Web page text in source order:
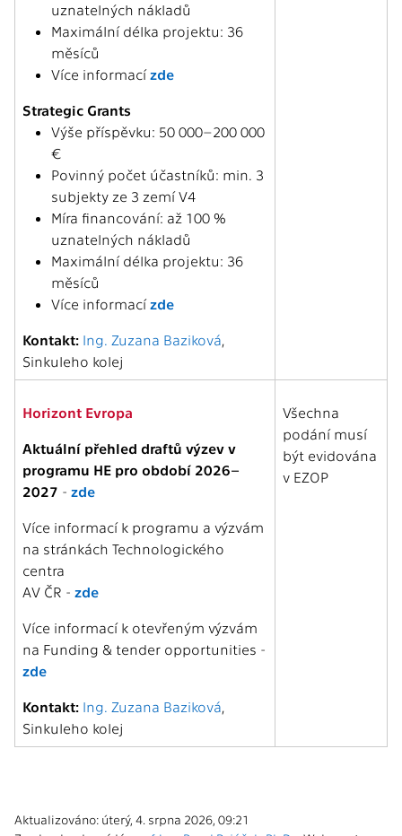
uznatelných nákladů
Maximální délka projektu: 36
měsíců
Více informacízde
Strategic Grants
Výše příspěvku: 50 000–200 000
€
Povinný počet účastníků: min. 3
subjekty ze 3 zemí V4
Míra financování: až 100 %
uznatelných nákladů
Maximální délka projektu: 36
měsíců
Více informacízde
Kontakt: Ing. Zuzana Baziková,
Sinkuleho kolej
Horizont Evropa
Aktuální přehled draftů výzev v
programu HE pro období 2026–
2027 - zde
Více informací k programu a výzvám
na stránkách Technologického
centra
AV ČR - zde
Více informací k otevřeným výzvám
na Funding & tender opportunities -
zde
Kontakt: Ing. Zuzana Baziková,
Sinkuleho kolej
Všechna
podání musí
být evidována
v EZOP
Aktualizováno: úterý, 4. srpna 2026, 09:21